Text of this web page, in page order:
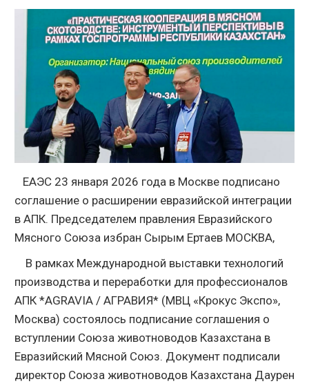
ЕАЭС 23 января 2026 года в Москве подписано
соглашение о расширении евразийской интеграции
в АПК. Председателем правления Евразийского
Мясного Союза избран Сырым Ертаев МОСКВА,
В рамках Международной выставки технологий
производства и переработки для профессионалов
АПК *AGRAVIA / АГРАВИЯ* (МВЦ «Крокус Экспо»,
Москва) состоялось подписание соглашения о
вступлении Союза животноводов Казахстана в
Евразийский Мясной Союз. Документ подписали
директор Союза животноводов Казахстана Даурен